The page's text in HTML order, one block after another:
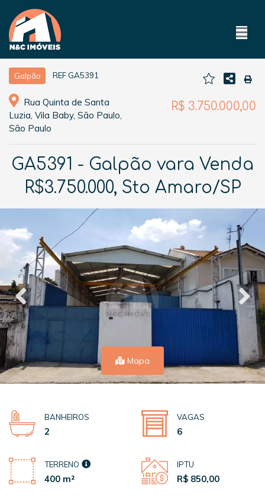
Galpão REF GA5391
Rua Quinta de Santa
Luzia, Vila Baby, São Paulo,
São Paulo
R$ 3.750.000,00
GA5391 - Galpão vara Venda
R$3.750.000, Sto Amaro/SP
Mapa
BANHEIROS
2
VAGAS
6
TERRENO
400 m²
IPTU
R$ 850,00